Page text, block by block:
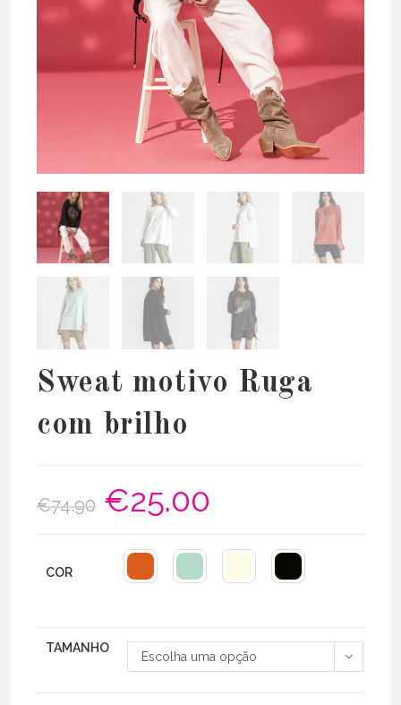
Sweat motivo Ruga
com brilho
€74.90
O
preço
original
€25.00
COR
TAMANHO
Escolha uma opção